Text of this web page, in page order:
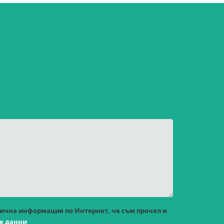
информация по Интернет, че съм прочел и
данни